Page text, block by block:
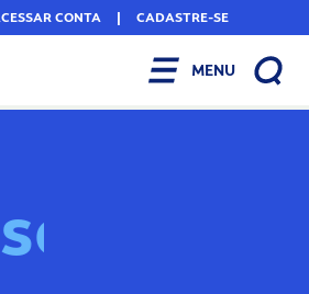
CONTA | CADASTRE-SE
MENU
so